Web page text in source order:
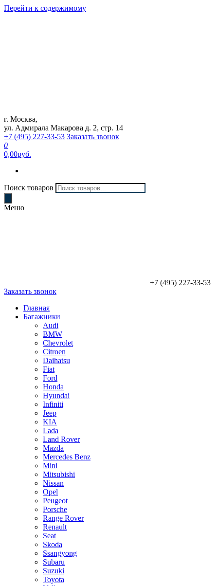
Перейти к содержимому
Интернет магазин "Can Auto"
г. Москва,
ул. Адмирала Макарова д. 2, стр. 14
+7 (495) 227-33-53 Заказать звонок
0
0,00руб.
Поиск товаров
Меню
+7 (495) 227-33-53
Заказать звонок
Главная
Багажники
Audi
BMW
Chevrolet
Citroen
Daihatsu
Fiat
Ford
Honda
Hyundai
Infiniti
Jeep
KIA
Lada
Land Rover
Mazda
Mercedes Benz
Mini
Mitsubishi
Nissan
Opel
Peugeot
Porsche
Range Rover
Renault
Seat
Skoda
Ssangyong
Subaru
Suzuki
Toyota